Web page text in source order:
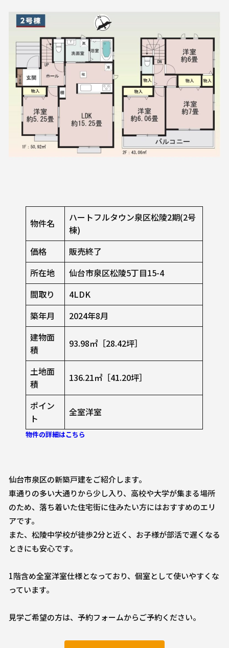
物件名
ハートフルタウン泉区松陵2期(2号
棟)
価格
販売終了
所在地
仙台市泉区松陵5丁⽬15-4
間取り
4LDK
築年月
2024年8月
建物面
積
93.98㎡［28.42坪］
土地面
積
136.21㎡［41.20坪］
ポイン
ト
全室洋室
物件の詳細はこちら
仙台市泉区の新築戸建をご紹介します。
車通りの多い大通りから少し入り、高校や大学が集まる場所
のため、落ち着いた住宅街に住みたい方にはおすすめのエリ
アです。
また、松陵中学校が徒歩2分と近く、お子様が部活で遅くなる
ときにも安心です。
1階含め全室洋室仕様となっており、個室として使いやすくな
っています。
見学ご希望の方は、予約フォームからご予約ください。